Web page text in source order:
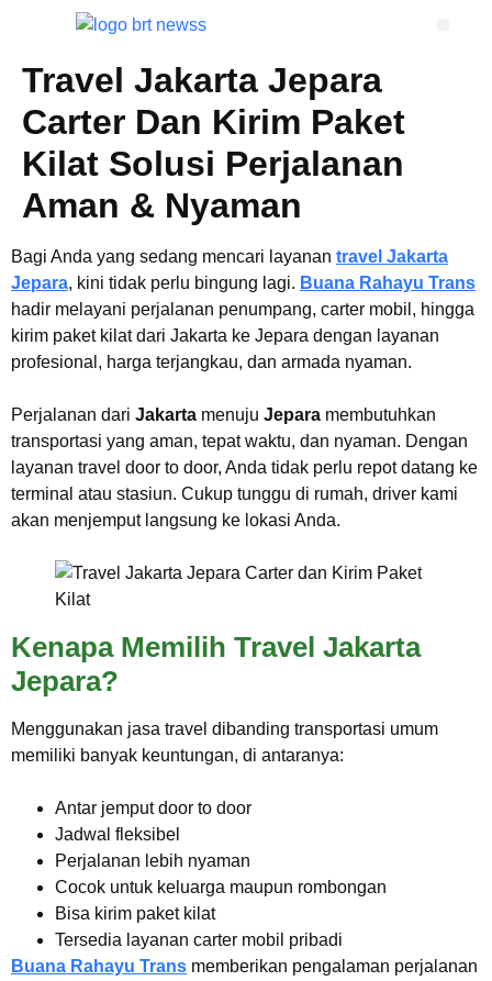
Travel Jakarta Jepara
Carter Dan Kirim Paket
Kilat Solusi Perjalanan
Aman & Nyaman
Bagi Anda yang sedang mencari layanan travel Jakarta
Jepara, kini tidak perlu bingung lagi. Buana Rahayu Trans
hadir melayani perjalanan penumpang, carter mobil, hingga
kirim paket kilat dari Jakarta ke Jepara dengan layanan
profesional, harga terjangkau, dan armada nyaman.
Perjalanan dari Jakarta menuju Jepara membutuhkan
transportasi yang aman, tepat waktu, dan nyaman. Dengan
layanan travel door to door, Anda tidak perlu repot datang ke
terminal atau stasiun. Cukup tunggu di rumah, driver kami
akan menjemput langsung ke lokasi Anda.
Kenapa Memilih Travel Jakarta
Jepara?
Menggunakan jasa travel dibanding transportasi umum
memiliki banyak keuntungan, di antaranya:
Antar jemput door to door
Jadwal fleksibel
Perjalanan lebih nyaman
Cocok untuk keluarga maupun rombongan
Bisa kirim paket kilat
Tersedia layanan carter mobil pribadi
Buana Rahayu Trans memberikan pengalaman perjalanan